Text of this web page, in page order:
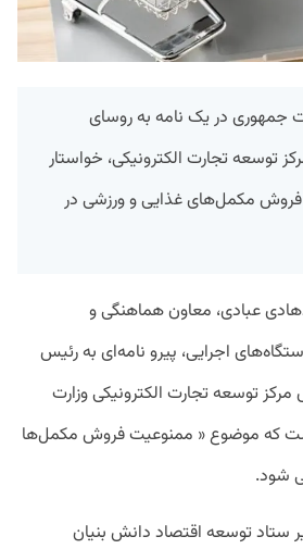
جمهوری در یک نامه به روسای
توسعه تجارت الکترونیکی، خواستار
مکمل‌های غذایی و ورزشی در
عبادی، معاون هماهنگی و
اجرایی، پیرو نامه‌ای به رئیس
توسعه تجارت الکترونیکی وزارت
که موضوع « ممنوعیت فروش مکمل‌ها
شود.
ستاد توسعه اقتصاد دانش بنیان